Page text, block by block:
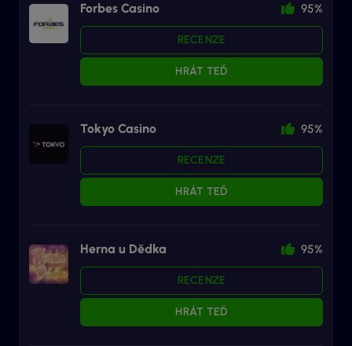
Forbes Casino 95%
RECENZE
HRÁT TEĎ
Tokyo Casino 95%
RECENZE
HRÁT TEĎ
Herna u Dědka 95%
RECENZE
HRÁT TEĎ